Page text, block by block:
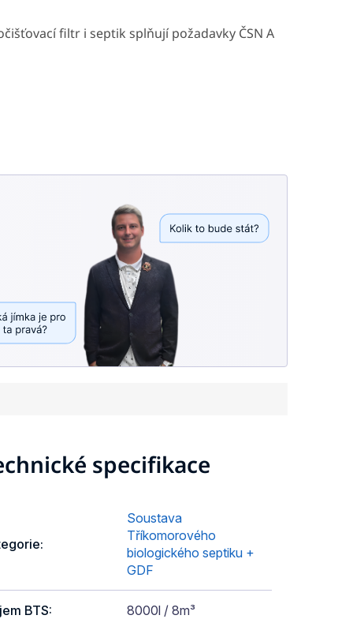
filtr i septik splňují požadavky ČSN A
specifikace
:
Soustava
Tříkomorového
biologického septiku +
GDF
BTS: 8000l / 8m³